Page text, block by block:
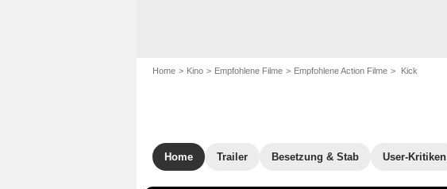
Home Kino Empfohlene Filme Empfohlene Action Filme Kick
Home Trailer Besetzung & Stab User-Kritiken